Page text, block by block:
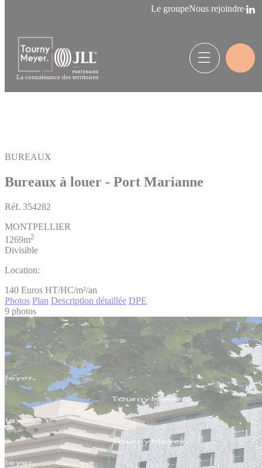
Le groupeNous rejoindre
La connaissance des territoires
BUREAUX
Bureaux à louer - Port Marianne
Réf. 354282
MONTPELLIER
1269m2
Divisible
Location:
140 Euros HT/HC/m²/an
Photos Plan Description détaillée DPE
9 photos